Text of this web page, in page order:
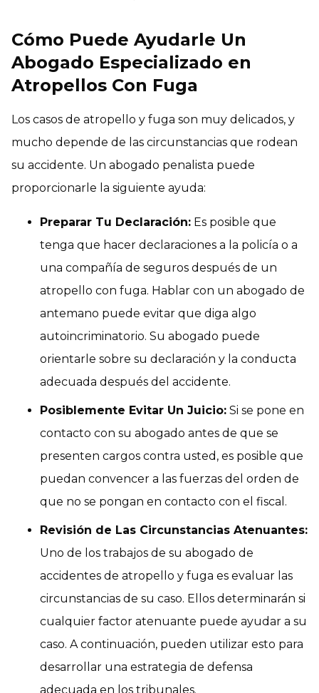
Cómo Puede Ayudarle Un
Abogado Especializado en
Atropellos Con Fuga
Los casos de atropello y fuga son muy delicados, y
mucho depende de las circunstancias que rodean
su accidente. Un abogado penalista puede
proporcionarle la siguiente ayuda:
Preparar Tu Declaración: Es posible que
tenga que hacer declaraciones a la policía o a
una compañía de seguros después de un
atropello con fuga. Hablar con un abogado de
antemano puede evitar que diga algo
autoincriminatorio. Su abogado puede
orientarle sobre su declaración y la conducta
adecuada después del accidente.
Posiblemente Evitar Un Juicio: Si se pone en
contacto con su abogado antes de que se
presenten cargos contra usted, es posible que
puedan convencer a las fuerzas del orden de
que no se pongan en contacto con el fiscal.
Revisión de Las Circunstancias Atenuantes:
Uno de los trabajos de su abogado de
accidentes de atropello y fuga es evaluar las
circunstancias de su caso. Ellos determinarán si
cualquier factor atenuante puede ayudar a su
caso. A continuación, pueden utilizar esto para
desarrollar una estrategia de defensa
adecuada en los tribunales.